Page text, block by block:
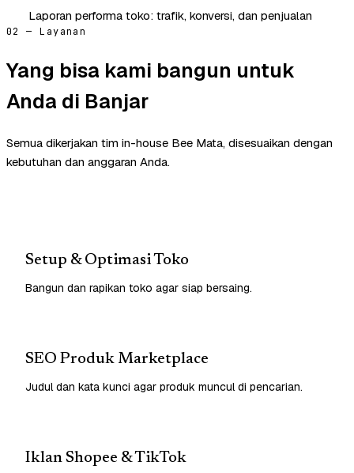
Laporan performa toko: trafik, konversi, dan penjualan
02 — Layanan
Yang bisa kami bangun untuk
Anda di Banjar
Semua dikerjakan tim in-house Bee Mata, disesuaikan dengan
kebutuhan dan anggaran Anda.
Setup & Optimasi Toko
Bangun dan rapikan toko agar siap bersaing.
SEO Produk Marketplace
Judul dan kata kunci agar produk muncul di pencarian.
Iklan Shopee & TikTok